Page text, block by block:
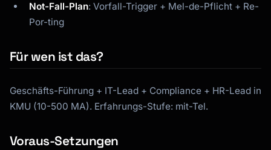
Not-Fall-Plan: Vorfall-Trigger + Mel-de-Pflicht + Re-
Por-ting
Für wen ist das?
Geschäfts-Führung + IT-Lead + Compliance + HR-Lead in
KMU (10-500 MA). Erfahrungs-Stufe: mit-Tel.
Voraus-Setzungen